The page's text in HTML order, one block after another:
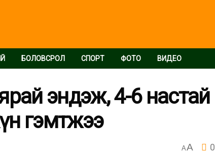
БОЛОВСРОЛ СПОРТ ФОТО ВИДЕО
эндэж, 4-6 настай
гэмтжээ
AA 0